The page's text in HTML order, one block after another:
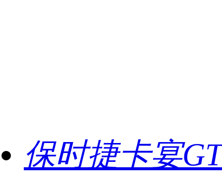
保时捷卡宴